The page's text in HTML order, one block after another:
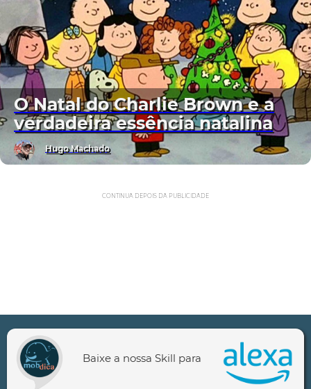
O Natal do Charlie Brown e a
verdadeira essência natalina
Hugo Machado
CONTINUA DEPOIS DA PUBLICIDADE
Baixe a nossa Skill para